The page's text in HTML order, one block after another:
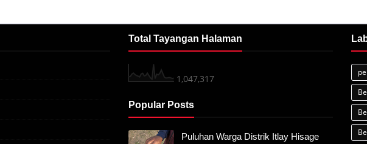
Total Tayangan Halaman
1,047,317
Popular Posts
Puluhan Warga Distrik Itlay Hisage